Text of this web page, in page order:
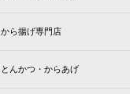
から揚げ専門店
とんかつ・からあげ